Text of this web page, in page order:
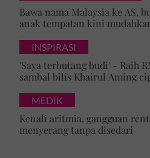
Bawa nama Malaysia ke AS,
anak tempatan kini
INSPIRASI
'Saya terhutang budi' - Raih
sambal bilis Khairul Aming
MEDIK
Kenali aritmia, gangguan
menyerang tanpa disedari